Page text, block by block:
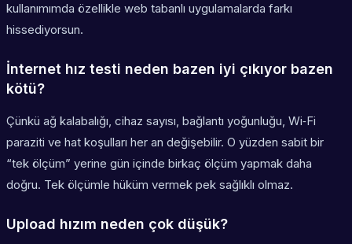
kullanımımda özellikle web tabanlı uygulamalarda farkı
hissediyorsun.
İnternet hız testi neden bazen iyi çıkıyor bazen
kötü?
Çünkü ağ kalabalığı, cihaz sayısı, bağlantı yoğunluğu, Wi‑Fi
paraziti ve hat koşulları her an değişebilir. O yüzden sabit bir
“tek ölçüm” yerine gün içinde birkaç ölçüm yapmak daha
doğru. Tek ölçümle hüküm vermek pek sağlıklı olmaz.
Upload hızım neden çok düşük?